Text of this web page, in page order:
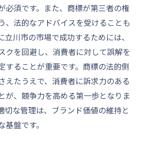
必須です。また、商標が第三者の権
、法的なアドバイスを受けることも
立川市の市場で成功するためには、
クを回避し、消費者に対して誤解を
することが重要です。商標の法的側
えたうえで、消費者に訴求力のある
が、競争力を高める第一歩となりま
切な管理は、ブランド価値の維持と
盤です。